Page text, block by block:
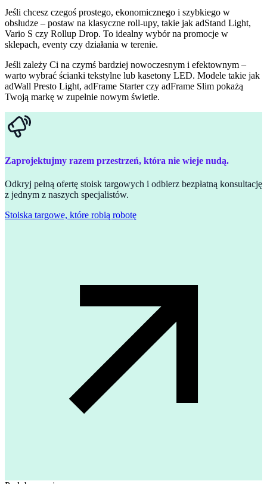
Jeśli chcesz czegoś prostego, ekonomicznego i szybkiego w
obsłudze – postaw na klasyczne roll-upy, takie jak adStand Light,
Vario S czy Rollup Drop. To idealny wybór na promocje w
sklepach, eventy czy działania w terenie.
Jeśli zależy Ci na czymś bardziej nowoczesnym i efektownym –
warto wybrać ścianki tekstylne lub kasetony LED. Modele takie jak
adWall Presto Light, adFrame Starter czy adFrame Slim pokażą
Twoją markę w zupełnie nowym świetle.
Zaprojektujmy razem przestrzeń, która nie wieje nudą.
Odkryj pełną ofertę stoisk targowych i odbierz bezpłatną konsultację
z jednym z naszych specjalistów.
Stoiska targowe, które robią robotę